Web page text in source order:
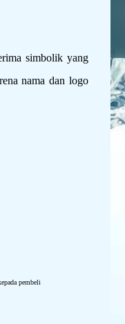
simbolik yang
nama dan logo
pembeli